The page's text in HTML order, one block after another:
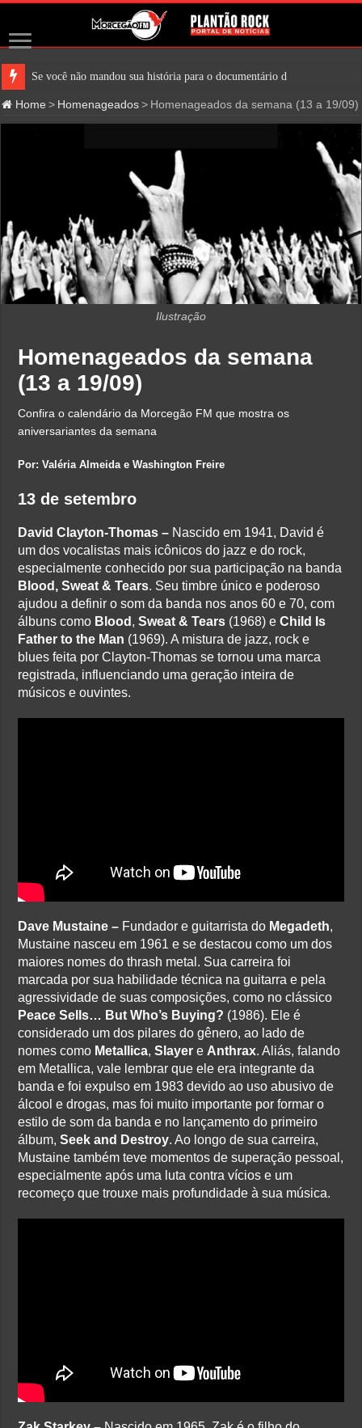
Se você não mandou sua história para o documentário do Oasis, vai ter que
Home > Homenageados > Homenageados da semana (13 a 19/09)
Ilustração
Homenageados da semana
(13 a 19/09)
Confira o calendário da Morcegão FM que mostra os
aniversariantes da semana
Por: Valéria Almeida e Washington Freire
13 de setembro
David Clayton-Thomas – Nascido em 1941, David é
um dos vocalistas mais icônicos do jazz e do rock,
especialmente conhecido por sua participação na banda
Blood, Sweat & Tears. Seu timbre único e poderoso
ajudou a definir o som da banda nos anos 60 e 70, com
álbuns como Blood ,Sweat & Tears (1968) eChild Is
Father to the Man (1969). A mistura de jazz, rock e
blues feita por Clayton-Thomas se tornou uma marca
registrada, influenciando uma geração inteira de
músicos e ouvintes.
Dave Mustaine – Fundador e guitarrista do Megadeth,
Mustaine nasceu em 1961 e se destacou como um dos
maiores nomes do thrash metal. Sua carreira foi
marcada por sua habilidade técnica na guitarra e pela
agressividade de suas composições, como no clássico
Peace Sells… But Who’s Buying? (1986). Ele é
considerado um dos pilares do gênero, ao lado de
nomes como Metallica,Slayere Anthrax. Aliás, falando
em Metallica, vale lembrar que ele era integrante da
banda e foi expulso em 1983 devido ao uso abusivo de
álcool e drogas, mas foi muito importante por formar o
estilo de som da banda e no lançamento do primeiro
álbum,Seek and Destroy. Ao longo de sua carreira,
Mustaine também teve momentos de superação pessoal,
especialmente após uma luta contra vícios e um
recomeço que trouxe mais profundidade à sua música.